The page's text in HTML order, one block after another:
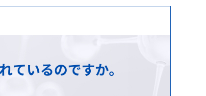
いるのですか。